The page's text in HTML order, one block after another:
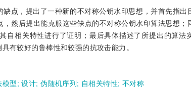
点，提出了一种新的不对称公钥水印思想，并首先指出
然后提出能克服这些缺点的不对称公钥水印算法思想；
自相关特性进行了证明；最后具体描述了所提出的算法
有较好的鲁棒性和较强的抗攻击能力。
模型;设计;伪随机序列 ; 自相关特性;不对称